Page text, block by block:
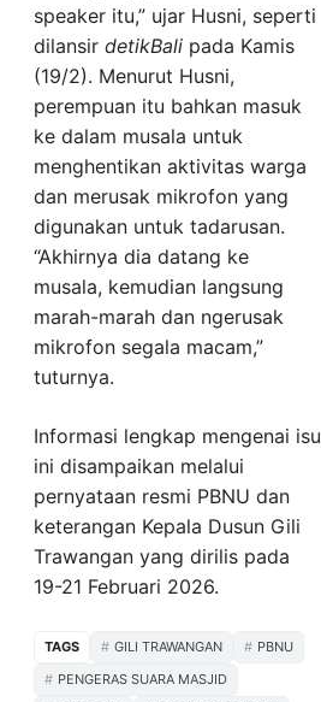
speaker itu,” ujar Husni, seperti
dilansir detikBali pada Kamis
(19/2). Menurut Husni,
perempuan itu bahkan masuk
ke dalam musala untuk
menghentikan aktivitas warga
dan merusak mikrofon yang
digunakan untuk tadarusan.
“Akhirnya dia datang ke
musala, kemudian langsung
marah-marah dan ngerusak
mikrofon segala macam,”
tuturnya.
Informasi lengkap mengenai isu
ini disampaikan melalui
pernyataan resmi PBNU dan
keterangan Kepala Dusun Gili
Trawangan yang dirilis pada
19-21 Februari 2026.
TAGS GILI TRAWANGAN
PBNU
PENGERAS SUARA MASJID